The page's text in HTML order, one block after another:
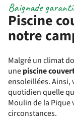
Piscine
notre
Baignade
Malgré un climat
unepiscine
ensoleillées. Ainsi,
quotidien quelle
Moulin de la Pique
circonstances.